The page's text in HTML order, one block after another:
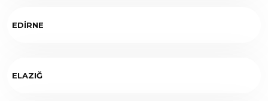
EDİRNE
ELAZIĞ